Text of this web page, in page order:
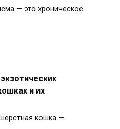
— это хроническое
и их
кошка —